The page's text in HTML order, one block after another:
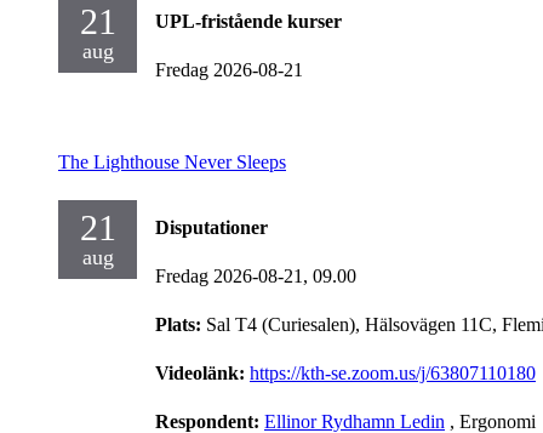
21
aug
UPL-fristående kurser
Fredag 2026-08-21
The Lighthouse Never Sleeps
21
aug
Disputationer
Fredag 2026-08-21, 09.00
Plats: Sal T4 (Curiesalen), Hälsovägen 11C,
Videolänk: https://kth-se.zoom.us/j/63807110180
Respondent: Ellinor Rydhamn Ledin , Ergonomi